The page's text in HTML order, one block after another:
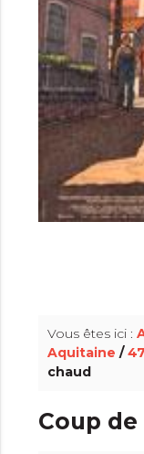
Vous êtes ici :
Aquitaine /
chaud
Coup